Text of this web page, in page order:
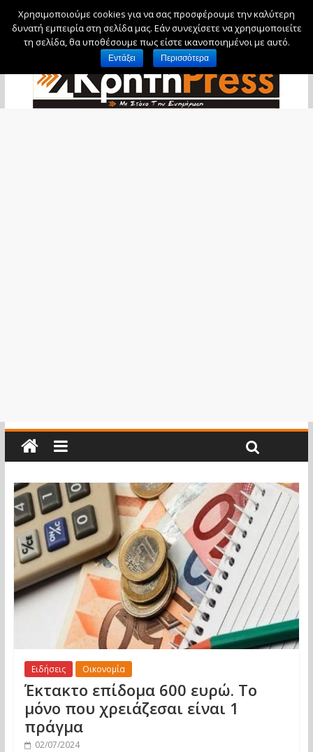
Παρασκευή, 7 Αυγούστου, 2026
Ειδήσεις Οικονομία
Έκτακτο επίδομα 600 ευρώ. Το
μόνο που χρειάζεσαι είναι 1
πράγμα
02/07/2024
Χρησιμοποιούμε cookies για να σας προσφέρουμε την καλύτερη
δυνατή εμπειρία στη σελίδα μας. Εάν συνεχίσετε να χρησιμοποιείτε
τη σελίδα, θα υποθέσουμε πως είστε ικανοποιημένοι με αυτό.
Εντάξει Περισσότερα